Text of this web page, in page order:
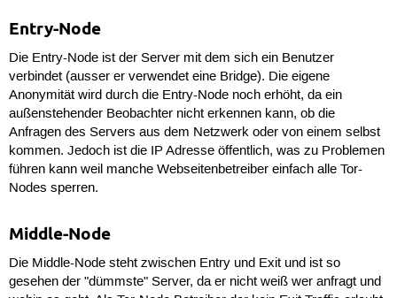
Entry-Node
Die Entry-Node ist der Server mit dem sich ein Benutzer
verbindet (ausser er verwendet eine Bridge). Die eigene
Anonymität wird durch die Entry-Node noch erhöht, da ein
außenstehender Beobachter nicht erkennen kann, ob die
Anfragen des Servers aus dem Netzwerk oder von einem selbst
kommen. Jedoch ist die IP Adresse öffentlich, was zu Problemen
führen kann weil manche Webseitenbetreiber einfach alle Tor-
Nodes sperren.
Middle-Node
Die Middle-Node steht zwischen Entry und Exit und ist so
gesehen der "dümmste" Server, da er nicht weiß wer anfragt und